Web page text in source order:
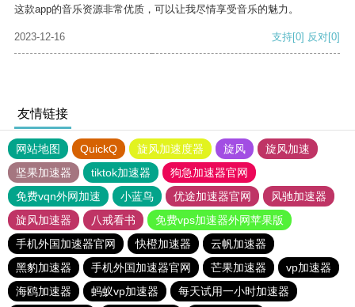
这款app的音乐资源非常优质，可以让我尽情享受音乐的魅力。
2023-12-16 支持[0] 反对[0]
友情链接
网站地图 QuickQ 旋风加速度器 旋风
旋风加速
坚果加速器
tiktok加速器
狗急加速器官网
免费vqn外网加速
小蓝鸟 优途加速器官网
风驰加速器
旋风加速器
八戒看书
免费vps加速器外网苹果版
手机外国加速器官网
快橙加速器
云帆加速器
黑豹加速器
手机外国加速器官网 芒果加速器
vp加速器
海鸥加速器
蚂蚁vp加速器 每天试用一小时加速器